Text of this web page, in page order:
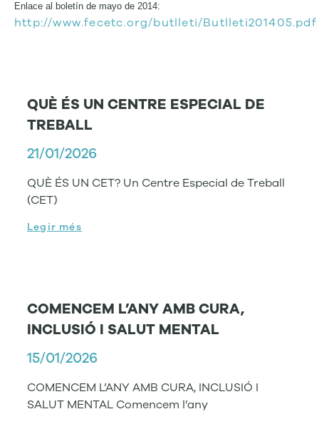
Enlace al boletín de mayo de 2014:
http://www.fecetc.org/butlleti/Butlleti201405.pdf
QUÈ ÉS UN CENTRE ESPECIAL DE
TREBALL
21/01/2026
QUÈ ÉS UN CET? Un Centre Especial de Treball
(CET)
Legir més
COMENCEM L’ANY AMB CURA,
INCLUSIÓ I SALUT MENTAL
15/01/2026
COMENCEM L’ANY AMB CURA, INCLUSIÓ I
SALUT MENTAL Comencem l’any